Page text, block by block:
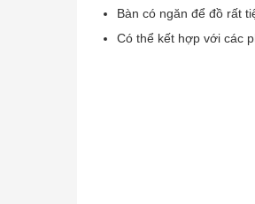
Bàn có ngăn để đồ rất
Có thể kết hợp với các